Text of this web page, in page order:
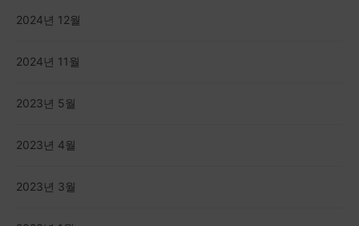
2024년 12월
2024년 11월
2023년 5월
2023년 4월
2023년 3월